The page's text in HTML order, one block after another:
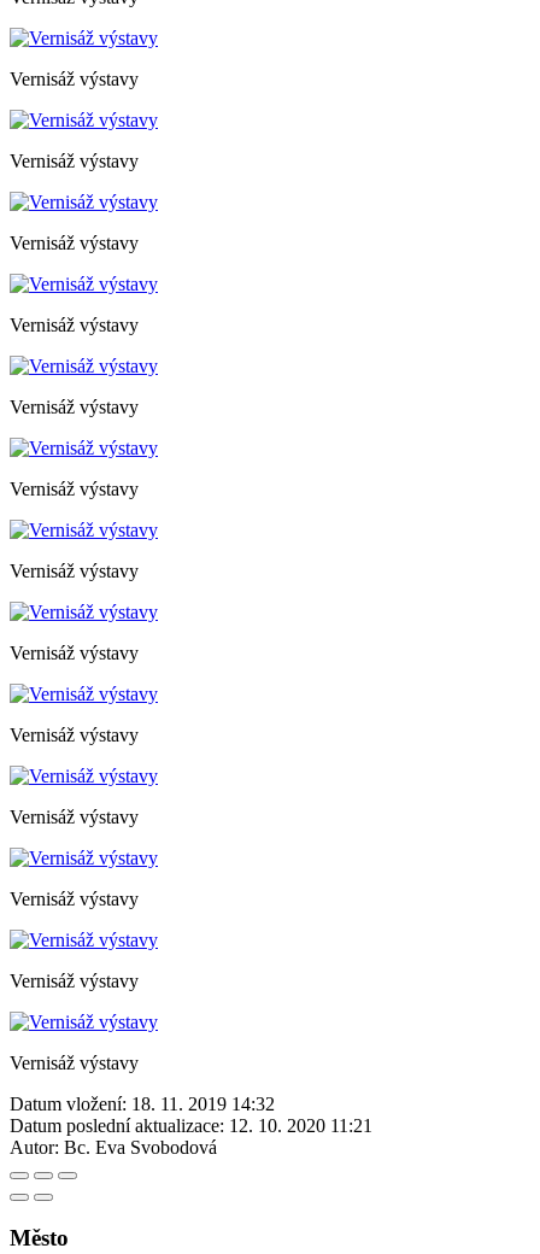
Vernisáž výstavy
Vernisáž výstavy
Vernisáž výstavy
Vernisáž výstavy
Vernisáž výstavy
Vernisáž výstavy
Vernisáž výstavy
Vernisáž výstavy
Vernisáž výstavy
Vernisáž výstavy
Vernisáž výstavy
Vernisáž výstavy
Vernisáž výstavy
Datum vložení: 18. 11. 2019 14:32
Datum poslední aktualizace: 12. 10. 2020 11:21
Autor: Bc. Eva Svobodová
Město